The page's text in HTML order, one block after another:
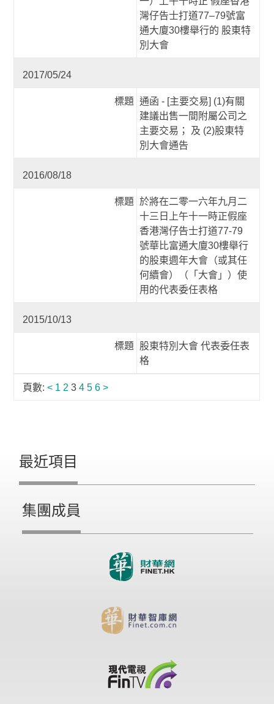
灣仔告士打道77–79號富
通大廈30樓舉行的 股東特
別大會
2017/05/24
標題
通函 - [主要交易] (1)有關
建議出售一間附屬公司之
主要交易； 及 (2)股東特
別大會通告
2016/08/18
標題
於將在二零一六年九月二
十三日上午十一時正假座
香港灣仔告士打道77-79
號華比富通大廈30樓舉行
的股東週年大會（或其任
何續會）（「大會」）使
用的代表委任表格
2015/10/13
標題
股東特別大會 代表委任表
格
頁數: < 1 2 3 4 5 6 >
最近項目
集團成員